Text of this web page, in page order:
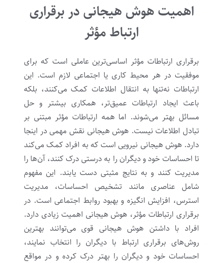
اهمیت هوش هیجانی در برقراری
ارتباط مؤثر
برقراری ارتباطات مؤثر اساسی‌ترین عاملی است که برای
موفقیت در هر محیط کاری یا اجتماعی لازم است. این
ارتباطات نه‌تنها به انتقال اطلاعات کمک می‌کنند، بلکه
باعث ایجاد ارتباطات عمیق‌تر، همکاری بیشتر و حل
مسائل بهتر می‌شوند. اما همه ارتباطات مؤثر مبتنی بر
تبادل اطلاعات نیست. هوش هیجانی نقش مهمی در اینجا
دارد. هوش هیجانی نیرویی است که به افراد کمک می‌کند
تا احساسات خود و دیگران را به درستی درک کنند، آن‌ها را
مدیریت کنند و به نتایج مثبتی دست یابند. این مفهوم
شامل عناصری مانند تشخیص احساسات، مدیریت
استرس، افزایش انگیزه و بهبود روابط اجتماعی است. در
برقراری ارتباطات مؤثر، هوش هیجانی اهمیت زیادی دارد.
افراد با داشتن هوش هیجانی قوی می‌توانند بهترین
روش‌های برقراری ارتباط با دیگران را انتخاب نمایند،
احساسات خود و دیگران را بهتر درک کرده و در مواقع